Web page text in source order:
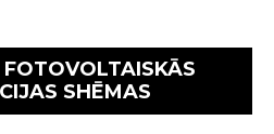
FOTOVOLTAISKĀS
SHĒMAS